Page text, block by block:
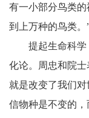
有一小部分鸟类
到上万种的鸟类。
提起生命科
化论。周忠和院
就是改变了我们
信物种是不变的